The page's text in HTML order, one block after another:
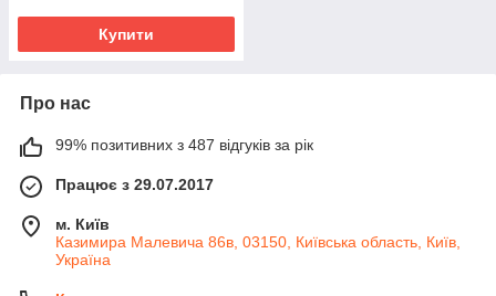
Купити
Про нас
99% позитивних з 487 відгуків за рік
Працює з 29.07.2017
м. Київ
Казимира Малевича 86в, 03150, Київська область, Київ,
Україна